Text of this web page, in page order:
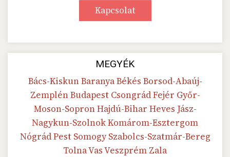
Kapcsolat
MEGYÉK
Bács-KiskunBaranyaBékés Borsod-Abaúj-
ZemplénBudapest CsongrádFejér Győr-
Moson-SopronHajdú-Bihar Heves Jász-
Nagykun-SzolnokKomárom-Esztergom
NógrádPest SomogySzabolcs-Szatmár-Bereg
TolnaVasVeszprém Zala